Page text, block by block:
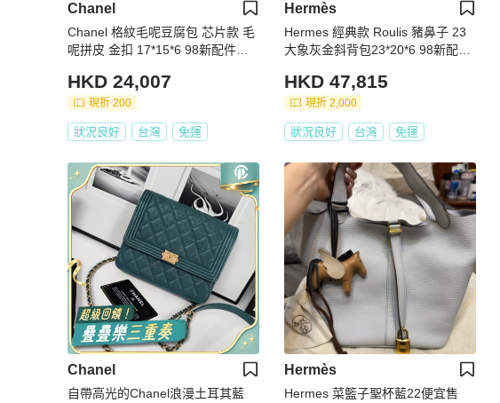
Chanel
Chanel 格紋毛呢豆腐包 芯片款 毛
呢拼皮 金扣 17*15*6 98新配件塵
HKD 24,007
現折 200
狀況良好 台灣 免運
Hermès
Hermes 經典款 Roulis 豬鼻子 23
大象灰金斜背包23*20*6 98新配件
HKD 47,815
現折 2,000
狀況良好 台灣 免運
Chanel
自帶高光的Chanel浪漫土耳其藍
Hermès
Hermes 菜籃子聖杯藍22便宜售